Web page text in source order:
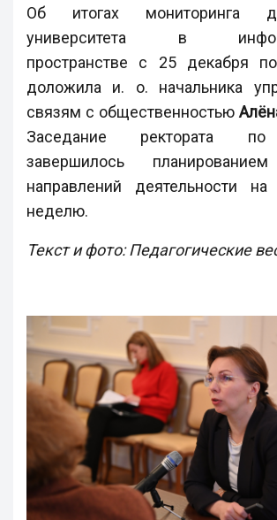
Об итогах мониторинга
университета в
пространстве с 25 декабря
доложила и. о. начальника
связям с общественностью
Заседание ректората по
завершилось
направлений деятельности
неделю.
Текст и фото: Педагогические